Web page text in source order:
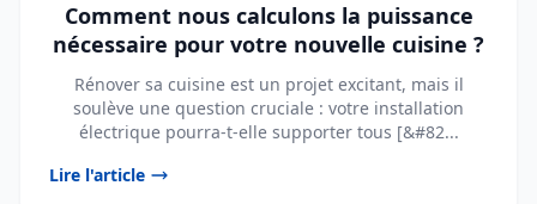
Comment nous calculons la puissance
nécessaire pour votre nouvelle cuisine ?
Rénover sa cuisine est un projet excitant, mais il
soulève une question cruciale : votre installation
électrique pourra-t-elle supporter tous [&#82...
Lire l'article